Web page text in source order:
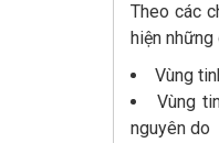
Theo các
hiện
Vùng
Vùng
nguyên do